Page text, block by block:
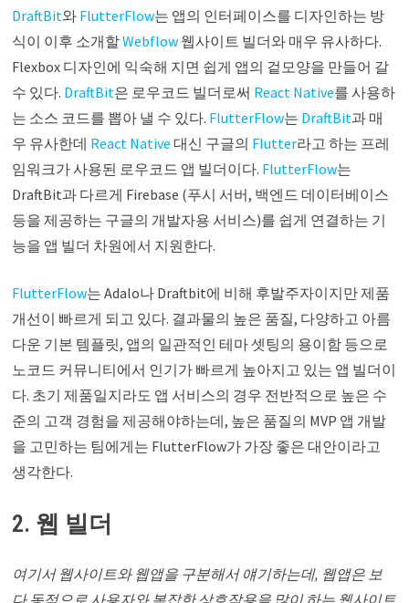
DraftBit와 FlutterFlow는 앱의 인터페이스를 디자인하는 방
식이 이후 소개할Webflow 웹사이트 빌더와 매우 유사하다.
Flexbox 디자인에 익숙해 지면 쉽게 앱의 겉모양을 만들어 갈
수 있다. DraftBit은 로우코드 빌더로써 React Native를 사용하
는 소스 코드를 뽑아 낼 수 있다. FlutterFlow는 DraftBit과 매
우 유사한데 React Native 대신 구글의 Flutter라고 하는 프레
임워크가 사용된 로우코드 앱 빌더이다. FlutterFlow는
DraftBit과 다르게 Firebase (푸시 서버, 백엔드 데이터베이스
등을 제공하는 구글의 개발자용 서비스)를 쉽게 연결하는 기
능을 앱 빌더 차원에서 지원한다.
FlutterFlow는 Adalo나 Draftbit에 비해 후발주자이지만 제품
개선이 빠르게 되고 있다. 결과물의 높은 품질, 다양하고 아름
다운 기본 템플릿, 앱의 일관적인 테마 셋팅의 용이함 등으로
노코드 커뮤니티에서 인기가 빠르게 높아지고 있는 앱 빌더이
다. 초기 제품일지라도 앱 서비스의 경우 전반적으로 높은 수
준의 고객 경험을 제공해야하는데, 높은 품질의 MVP 앱 개발
을 고민하는 팀에게는 FlutterFlow가 가장 좋은 대안이라고
생각한다.
2. 웹 빌더
여기서 웹사이트와 웹앱을 구분해서 얘기하는데, 웹앱은 보